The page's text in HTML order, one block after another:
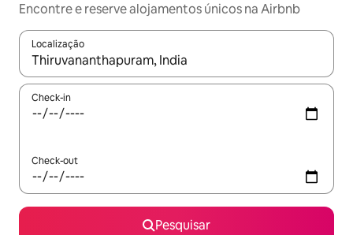
Encontre e reserve alojamentos únicos na Airbnb
Localização
Quando os resultados estiverem disponíveis, navegue com
Check-in
Check-out
Pesquisar